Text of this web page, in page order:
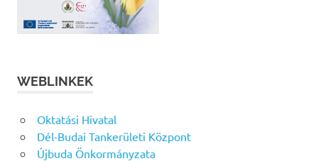
WEBLINKEK
Oktatási Hivatal
Dél-Budai Tankerületi Központ
Újbuda Önkormányzata